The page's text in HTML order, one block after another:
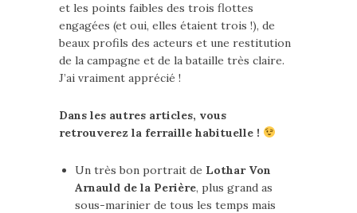
et les points faibles des trois flottes
engagées (et oui, elles étaient trois !), de
beaux profils des acteurs et une restitution
de la campagne et de la bataille très claire.
J’ai vraiment apprécié !
Dans les autres articles, vous
retrouverez la ferraille habituelle !
Un très bon portrait de Lothar Von
Arnauld de la Perière, plus grand as
sous-marinier de tous les temps mais